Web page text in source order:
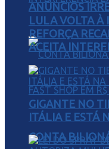
ANÚNCIOS
CONTA
LULA VOLTA À
REFORÇA
ACEITA
GIGANTE NO
ITÁLIA E ESTÁ